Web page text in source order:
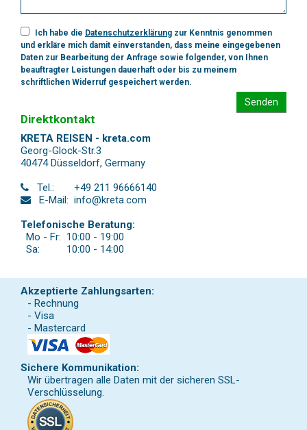
Ich habe die Datenschutzerklärung zur Kenntnis genommen
und erkläre mich damit einverstanden, dass meine eingegebenen
Daten zur Bearbeitung der Anfrage sowie folgender, von Ihnen
beauftragter Leistungen dauerhaft oder bis zu meinem
schriftlichen Widerruf gespeichert werden.
Senden
Direktkontakt
KRETA REISEN - kreta.com
Georg-Glock-Str.3
40474 Düsseldorf, Germany
Tel.:
+49 211 96666140
E-Mail: info@kreta.com
Telefonische Beratung:
Mo - Fr: 10:00 - 19:00
Sa:
10:00 - 14:00
Akzeptierte Zahlungsarten:
- Rechnung
- Visa
- Mastercard
Sichere Kommunikation:
Wir übertragen alle Daten mit der sicheren SSL-
Verschlüsselung.